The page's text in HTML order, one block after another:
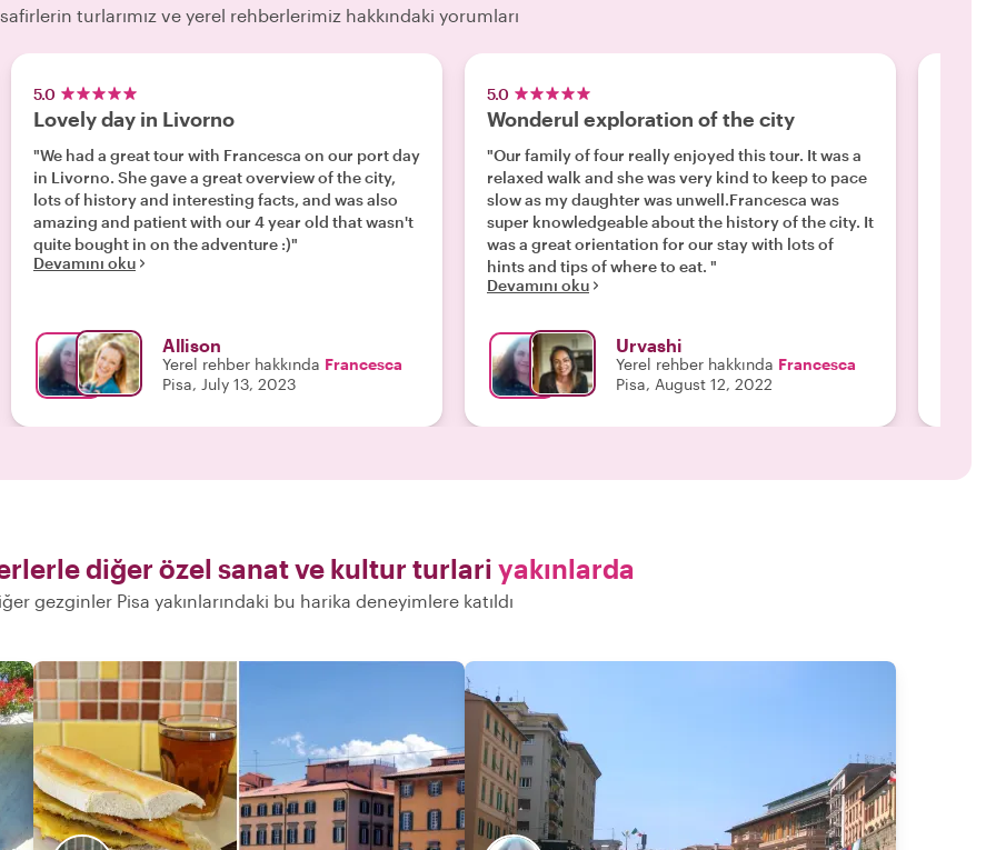
turlarımız ve yerel rehberlerimiz hakkındaki yorumları
5.0
Lovely day in Livorno
"We had a great tour with Francesca on our port day
in Livorno. She gave a great overview of the city,
lots of history and interesting facts, and was also
amazing and patient with our 4 year old that wasn't
quite bought in on the adventure :)"
Devamını oku
Allison
Yerel rehber hakkında Francesca
Pisa, July 13, 2023
5.0
Wonderul exploration of the city
"Our family of four really enjoyed this tour. It was a
relaxed walk and she was very kind to keep to pace
slow as my daughter was unwell.Francesca was
super knowledgeable about the history of the city. It
was a great orientation for our stay with lots of
hints and tips of where to eat. "
Devamını oku
Urvashi
Yerel rehber hakkında Francesca
Pisa, August 12, 2022
diğer özel sanat ve kultur turlari yakınlarda
gezginler Pisa yakınlarındaki bu harika deneyimlere katıldı